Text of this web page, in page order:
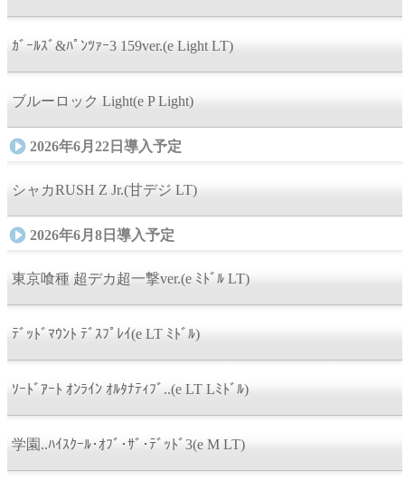
ｶﾞｰﾙｽﾞ&ﾊﾟﾝﾂｧｰ3 159ver.(e Light LT)
ブルーロック Light(e P Light)
2026年6月22日導入予定
シャカRUSH Z Jr.(甘デジ LT)
2026年6月8日導入予定
東京喰種 超デカ超一撃ver.(e ﾐﾄﾞﾙ LT)
ﾃﾞｯﾄﾞﾏｳﾝﾄ ﾃﾞｽﾌﾟﾚｲ(e LT ﾐﾄﾞﾙ)
ｿｰﾄﾞｱｰﾄ ｵﾝﾗｲﾝ ｵﾙﾀﾅﾃｨﾌﾞ..(e LT Lﾐﾄﾞﾙ)
学園..ﾊｲｽｸｰﾙ･ｵﾌﾞ･ｻﾞ･ﾃﾞｯﾄﾞ3(e M LT)